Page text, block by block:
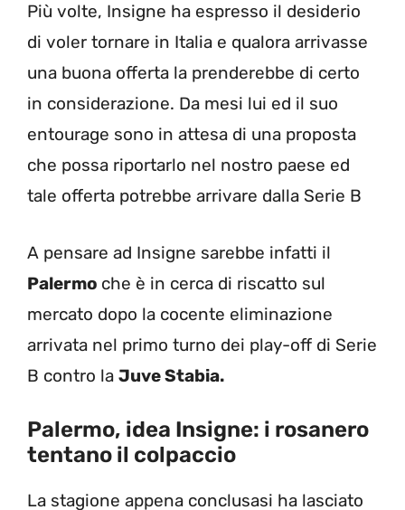
Più volte, Insigne ha espresso il desiderio
di voler tornare in Italia e qualora arrivasse
una buona offerta la prenderebbe di certo
in considerazione. Da mesi lui ed il suo
entourage sono in attesa di una proposta
che possa riportarlo nel nostro paese ed
tale offerta potrebbe arrivare dalla Serie B
A pensare ad Insigne sarebbe infatti il
Palermo che è in cerca di riscatto sul
mercato dopo la cocente eliminazione
arrivata nel primo turno dei play-off di Serie
B contro la Juve Stabia.
Palermo, idea Insigne: i rosanero
tentano il colpaccio
La stagione appena conclusasi ha lasciato